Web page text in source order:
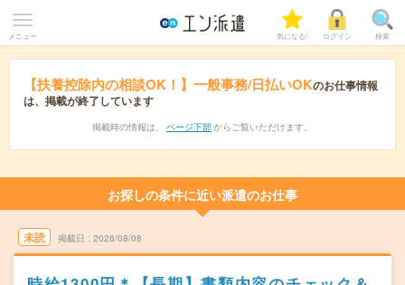
メニュー 気になる! ログイン 検索
【扶養控除内の相談OK！】一般事務/日払いOKのお仕事情報
は、掲載が終了しています
掲載時の情報は、 ページ下部 からご覧いただけます。
お探しの条件に近い派遣のお仕事
未読 掲載日 2026/08/08